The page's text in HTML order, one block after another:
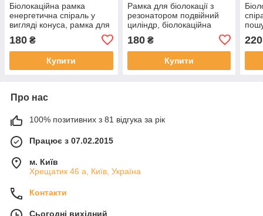
Біолокаційна рамка
енергетична спіраль у
вигляді конуса, рамка для
біолокації та пошуку води
1 шт. Рамка для біолокації
чи біолока
180 ₴
Купити
Рамка для біолокації з
резонатором подвійний
циліндр, біолокаційна
рамка для пошуку води,
сучасна лоза (1шт)
180₴
Купити
220
Про нас
100% позитивних з 81 відгука за рік
Працює з 07.02.2015
м. Київ
Хрещатик 46 а, Київ, Україна
Контакти
Сьогодні вихідний